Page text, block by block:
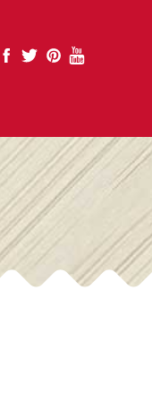
Facebook
Twitter PinterestYoutube